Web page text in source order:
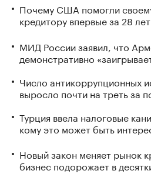
Почему США помогли
кредитору впервые за 28 лет
МИД России заявил, что
демонстративно
Число антикоррупционных
выросло почти на треть за
Турция ввела налоговые
кому это может быть
Новый закон меняет рынок
бизнес подорожает в